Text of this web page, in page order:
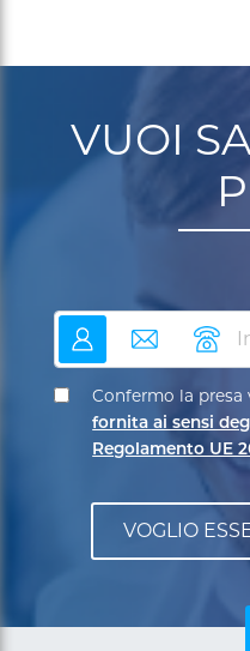
VUOI
nome email
Confermo la presa
fornita ai sensi
Regolamento UE